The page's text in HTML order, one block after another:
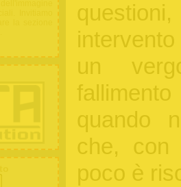
un
quando
che, con
poco è